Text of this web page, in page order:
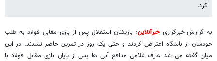
کرد.
به گزارش خبرگزاریخبرآنلاین؛ بازیکنان استقلال پس از بازی مقابل فولاد به طلب
خودشان از باشگاه اعتراض کردند و حتی یک روز در تمرین حاضر نشدند. در این
میان گفته می شد عارف غلامی مدافع آبی ها پس از پایان بازی مقابل فولاد با